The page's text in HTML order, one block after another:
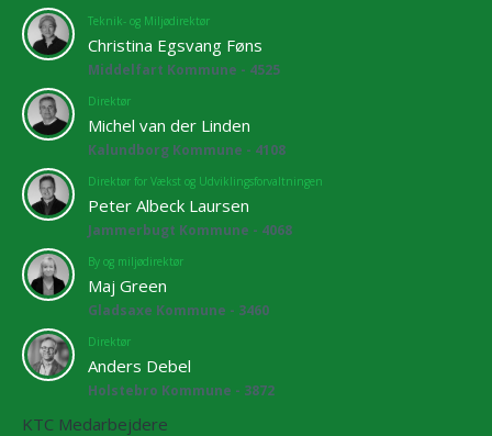
Teknik- og Miljødirektør
Christina Egsvang Føns
Middelfart Kommune - 4525
Direktør
Michel van der Linden
Kalundborg Kommune - 4108
Direktør for Vækst og Udviklingsforvaltningen
Peter Albeck Laursen
Jammerbugt Kommune - 4068
By og miljødirektør
Maj Green
Gladsaxe Kommune - 3460
Direktør
Anders Debel
Holstebro Kommune - 3872
KTC Medarbejdere